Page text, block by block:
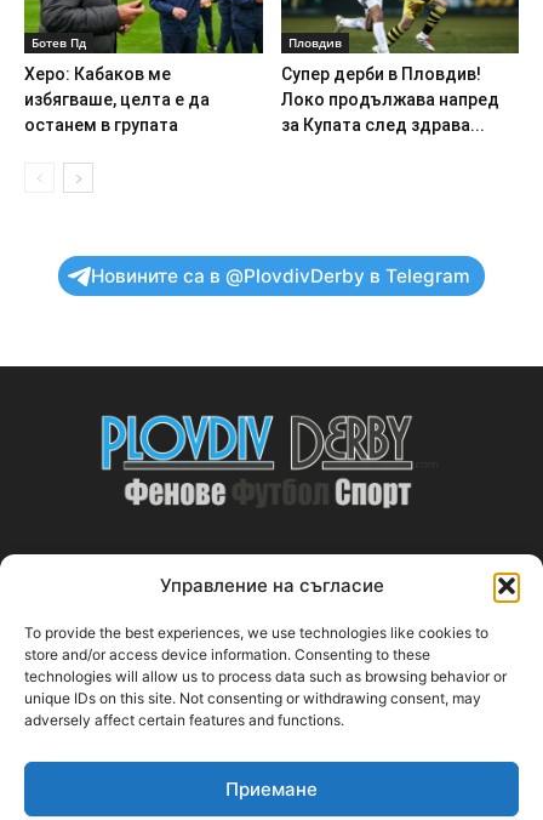
Управление на съгласие
To provide the best experiences, we use technologies like cookies to
store and/or access device information. Consenting to these
technologies will allow us to process data such as browsing behavior or
unique IDs on this site. Not consenting or withdrawing consent, may
adversely affect certain features and functions.
Приемане
Ботев Пд
Херо: Кабаков ме
избягваше, целта е да
останем в групата
Пловдив
Супер дерби в Пловдив!
Локо продължава напред
за Купата след здрава...
Новините са в @PlovdivDerby в Telegram
ABOUT US
PlovdivDerby.com е първата пловдивска изцяло футболна
медия!
Свържи се с нас:plovdivderby.com@gmail.com